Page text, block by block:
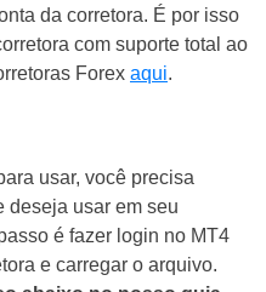
da corretora. É por isso
com suporte total ao
Forex aqui.
usar, você precisa
deseja usar em seu
é fazer login no MT4
e carregar o arquivo.